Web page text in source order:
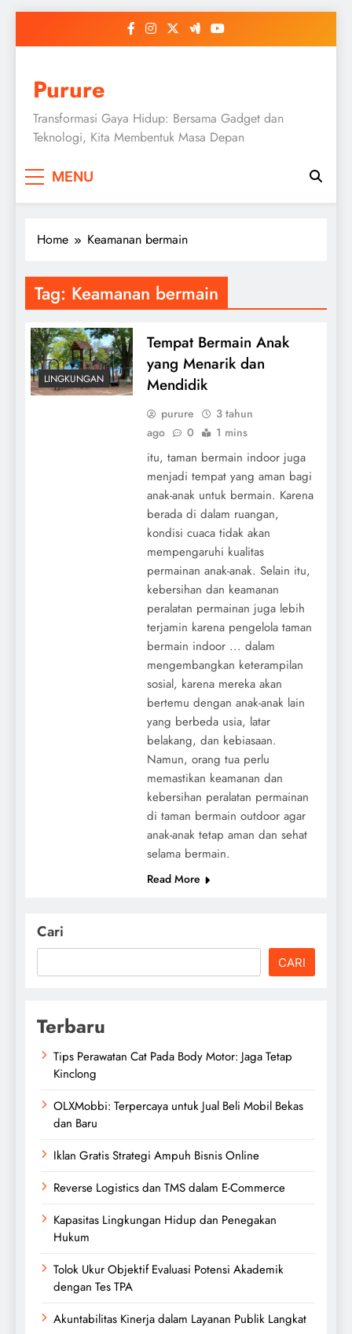
Purure
Transformasi Gaya Hidup: Bersama Gadget dan
Teknologi, Kita Membentuk Masa Depan
MENU
Home Keamanan bermain
Tag: Keamanan bermain
LINGKUNGAN
Tempat Bermain Anak
yang Menarik dan
Mendidik
purure
3 tahun
ago
0 1 mins
itu, taman bermain indoor juga
menjadi tempat yang aman bagi
anak-anak untuk bermain. Karena
berada di dalam ruangan,
kondisi cuaca tidak akan
mempengaruhi kualitas
permainan anak-anak. Selain itu,
kebersihan dan keamanan
peralatan permainan juga lebih
terjamin karena pengelola taman
bermain indoor ... dalam
mengembangkan keterampilan
sosial, karena mereka akan
bertemu dengan anak-anak lain
yang berbeda usia, latar
belakang, dan kebiasaan.
Namun, orang tua perlu
memastikan keamanan dan
kebersihan peralatan permainan
di taman bermain outdoor agar
anak-anak tetap aman dan sehat
selama bermain.
Read More
Cari
CARI
Terbaru
Tips Perawatan Cat Pada Body Motor: Jaga Tetap
Kinclong
OLXMobbi: Terpercaya untuk Jual Beli Mobil Bekas
dan Baru
Iklan Gratis Strategi Ampuh Bisnis Online
Reverse Logistics dan TMS dalam E-Commerce
Kapasitas Lingkungan Hidup dan Penegakan
Hukum
Tolok Ukur Objektif Evaluasi Potensi Akademik
dengan Tes TPA
Akuntabilitas Kinerja dalam Layanan Publik Langkat